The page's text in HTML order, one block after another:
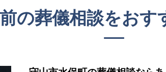
の葬儀相談をおす